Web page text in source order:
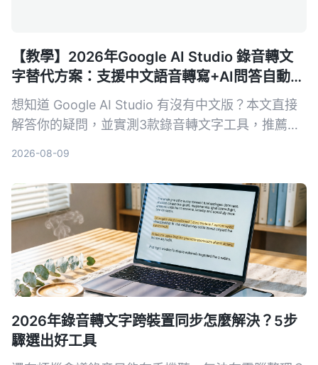
【教學】2026年Google AI Studio 錄音轉文
字替代方案：支援中文語音轉寫+AI問答自動摘
要
想知道 Google AI Studio 有沒有中文版？本文直接
解答你的疑問，並實測3款錄音轉文字工具，推薦
2026-08-09
2026年錄音轉文字跨裝置同步怎麼解決？5步
驟選出好工具